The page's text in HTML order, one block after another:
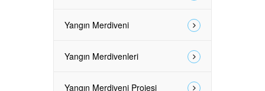
Yangın Merdiveni
Yangın Merdivenleri
Yangın Merdiveni Projesi